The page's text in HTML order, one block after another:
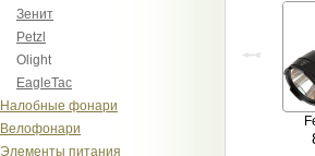
Зенит
Petzl
Olight
EagleTac
Налобные фонари
Велофонари
Элементы питания